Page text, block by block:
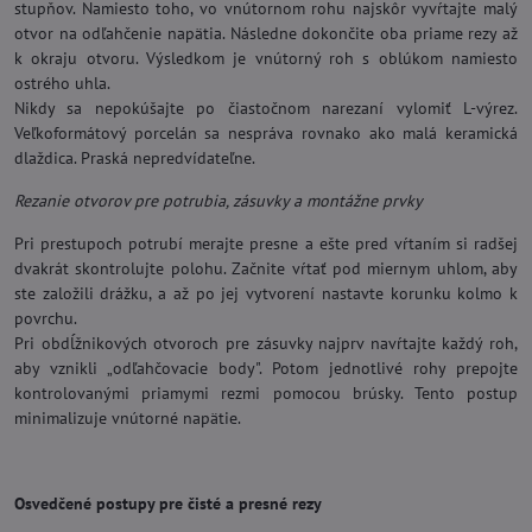
stupňov. Namiesto toho, vo vnútornom rohu najskôr vyvŕtajte malý
otvor na odľahčenie napätia. Následne dokončite oba priame rezy až
k okraju otvoru. Výsledkom je vnútorný roh s oblúkom namiesto
ostrého uhla.
Nikdy sa nepokúšajte po čiastočnom narezaní vylomiť L-výrez.
Veľkoformátový porcelán sa nespráva rovnako ako malá keramická
dlaždica. Praská nepredvídateľne.
Rezanie otvorov pre potrubia, zásuvky a montážne prvky
Pri prestupoch potrubí merajte presne a ešte pred vŕtaním si radšej
dvakrát skontrolujte polohu. Začnite vŕtať pod miernym uhlom, aby
ste založili drážku, a až po jej vytvorení nastavte korunku kolmo k
povrchu.
Pri obdĺžnikových otvoroch pre zásuvky najprv navŕtajte každý roh,
aby vznikli „odľahčovacie body". Potom jednotlivé rohy prepojte
kontrolovanými priamymi rezmi pomocou brúsky. Tento postup
minimalizuje vnútorné napätie.
Osvedčené postupy pre čisté a presné rezy